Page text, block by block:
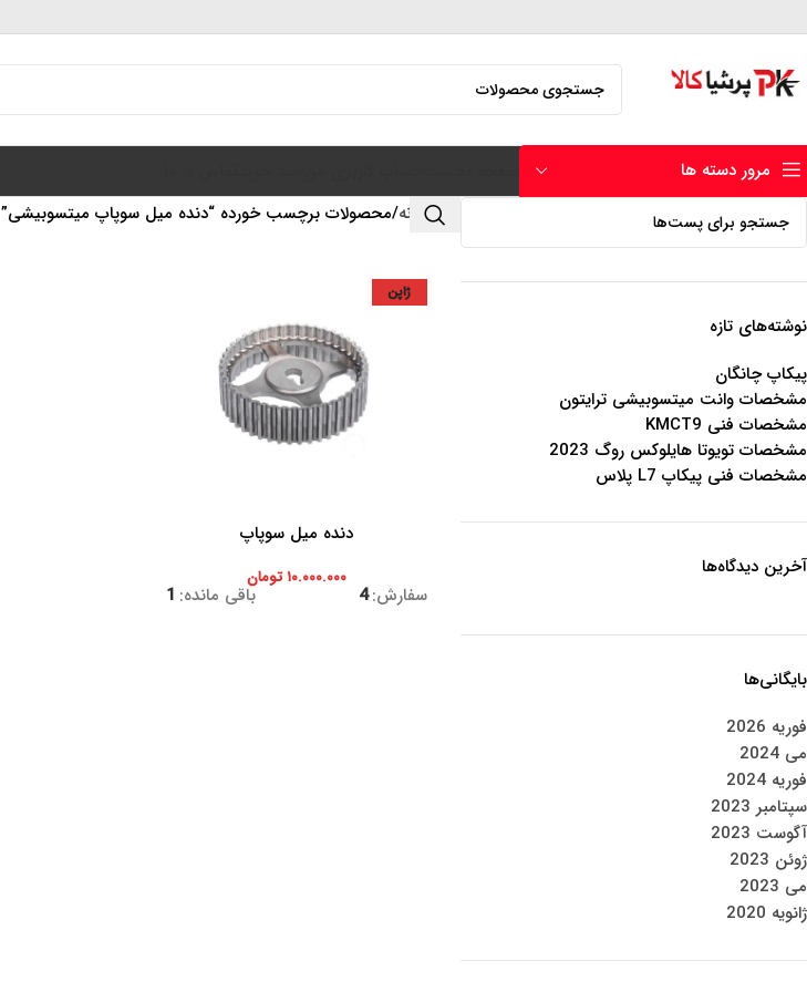
مرور دسته ها
نوشته‌های تازه
پیکاپ چانگان
مشخصات وانت میتسوبیشی ترایتون
مشخصات فنی KMCT9
مشخصات تویوتا هایلوکس روگ 2023
مشخصات فنی پیکاپ L7 پلاس
آخرین دیدگاه‌ها
بایگانی‌ها
فوریه 2026
می 2024
فوریه 2024
سپتامبر 2023
آگوست 2023
ژوئن 2023
می 2023
ژانویه 2020
خانه محصولات برچسب خورده “دنده میل سوپاپ میتسوبیشی”
ژاپن
افزودن به سبد خریددنده میل سوپاپ
۱۰.۰۰۰.۰۰۰تومان
سفارش:4 باقی مانده: 1